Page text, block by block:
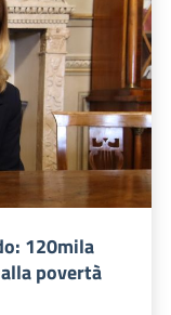
120mila
povertà